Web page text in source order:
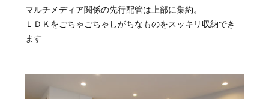
マルチメディア関係の先行配管は上部に集約。
ＬＤＫをごちゃごちゃしがちなものをスッキリ収納でき
ます